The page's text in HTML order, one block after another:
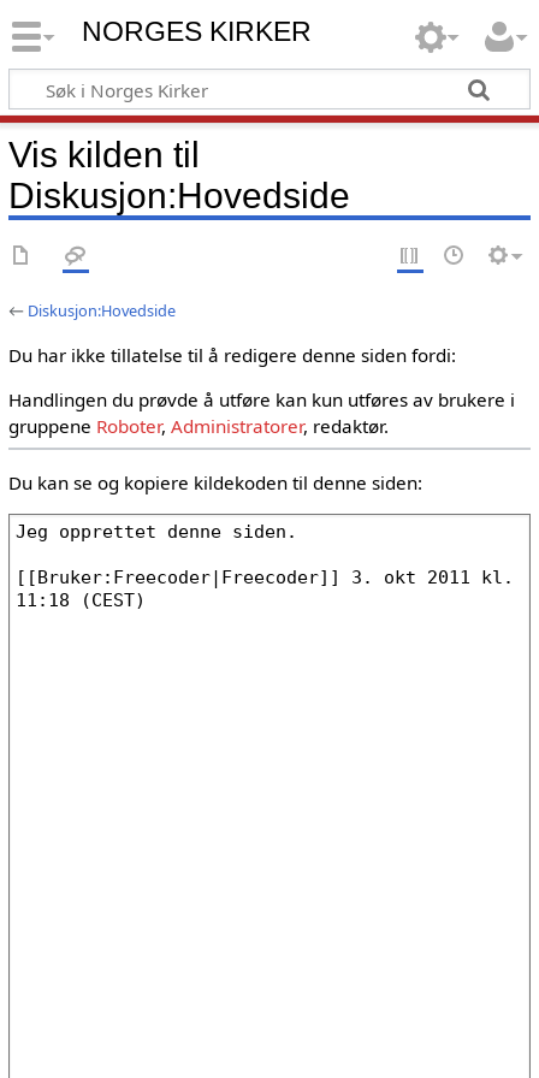
NORGES KIRKER
Vis kilden til
Diskusjon:Hovedside
← Diskusjon:Hovedside
Du har ikke tillatelse til å redigere denne siden fordi:
Handlingen du prøvde å utføre kan kun utføres av brukere i
gruppene Roboter, Administratorer, redaktør.
Du kan se og kopiere kildekoden til denne siden: